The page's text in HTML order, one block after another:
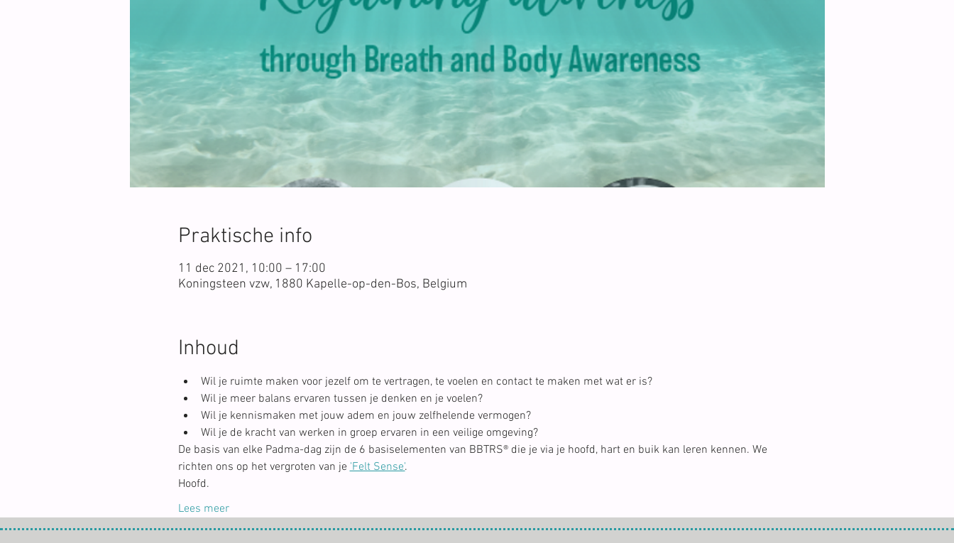
Praktische info
11 dec 2021, 10:00 – 17:00
Koningsteen vzw, 1880 Kapelle-op-den-Bos, Belgium
Inhoud
Wil je ruimte maken voor jezelf om te vertragen, te voelen en contact te maken met wat er is?
Wil je meer balans ervaren tussen je denken en je voelen?
Wil je kennismaken met jouw adem en jouw zelfhelende vermogen?
Wil je de kracht van werken in groep ervaren in een veilige omgeving?
De basis van elke Padma-dag zijn de 6 basiselementen van BBTRS® die je via je hoofd, hart en buik kan leren kennen. We
richten ons op het vergroten van je 'Felt Sense'.
Hoofd.
Lees meer